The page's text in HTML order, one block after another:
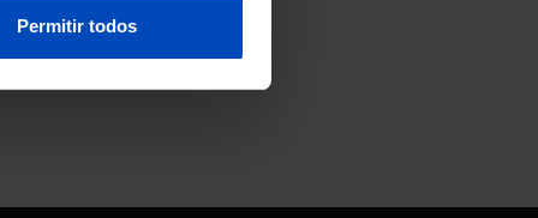
Permitir todos